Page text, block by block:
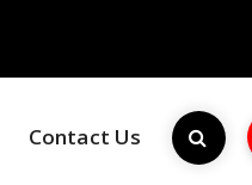
Contact Us